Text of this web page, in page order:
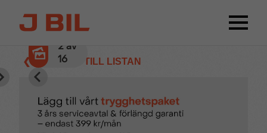
❮ TILLBAKA TILL LISTAN
2av
16